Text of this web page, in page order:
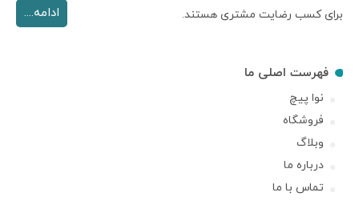
برای کسب رضایت مشتری هستند.
ادامه....
فهرست اصلی ما
نوا پیچ
فروشگاه
وبلاگ
درباره ما
تماس با ما